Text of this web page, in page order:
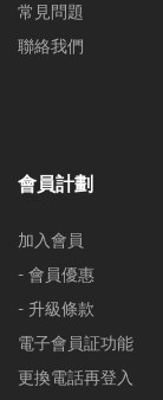
常見問題
聯絡我們
會員計劃
加入會員
- 會員優惠
- 升級條款
電子會員証功能
更換電話再登入